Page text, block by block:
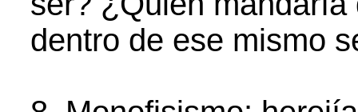
dentro de ese mismo